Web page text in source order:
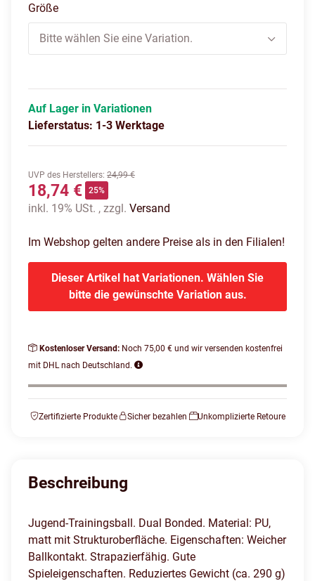
Größe
Bitte wählen Sie eine Variation.
Auf Lager in Variationen
Lieferstatus: 1-3 Werktage
UVP des Herstellers: 24,99 €
18,74 € 25%
inkl. 19% USt. , zzgl. Versand
Im Webshop gelten andere Preise als in den Filialen!
Dieser Artikel hat Variationen. Wählen Sie
bitte die gewünschte Variation aus.
Kostenloser Versand: Noch 75,00 € und wir versenden kostenfrei
mit DHL nach Deutschland.
Zertifizierte Produkte Sicher bezahlen Unkomplizierte Retoure
Beschreibung
Jugend-Trainingsball. Dual Bonded. Material: PU,
matt mit Strukturoberfläche. Eigenschaften: Weicher
Ballkontakt. Strapazierfähig. Gute
Spieleigenschaften. Reduziertes Gewicht (ca. 290 g)